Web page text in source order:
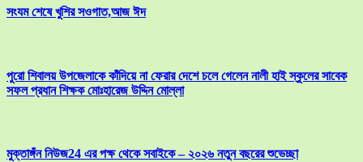
সংযম শেষে খুশির সওগাত,আজ ঈদ
পুরো শিবালয় উপজেলাকে কাঁদিয়ে না ফেরার দেশে চলে গেলেন নালী হাই স্কুলের সাবেক
সফল প্রধান শিক্ষক মোঃহারেজ উদ্দিন মোল্লা
মুক্তাঙ্গঁন নিউজ24 এর পক্ষ থেকে সবাইকে – ২০২৬ নতুন বছরের শুভেচ্ছা